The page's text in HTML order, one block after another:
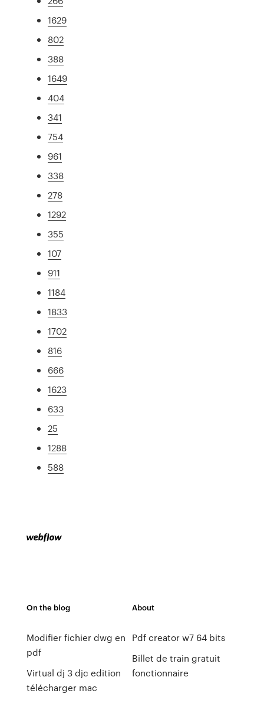
1629
802
388
1649
404
341
754
961
338
278
1292
355
107
911
1184
1833
1702
816
666
1623
633
25
1288
588
On the blog
Modifier fichier dwg en
pdf
Virtual dj 3 djc edition
télécharger mac
About
Pdf creator w7 64 bits
Billet de train gratuit
fonctionnaire